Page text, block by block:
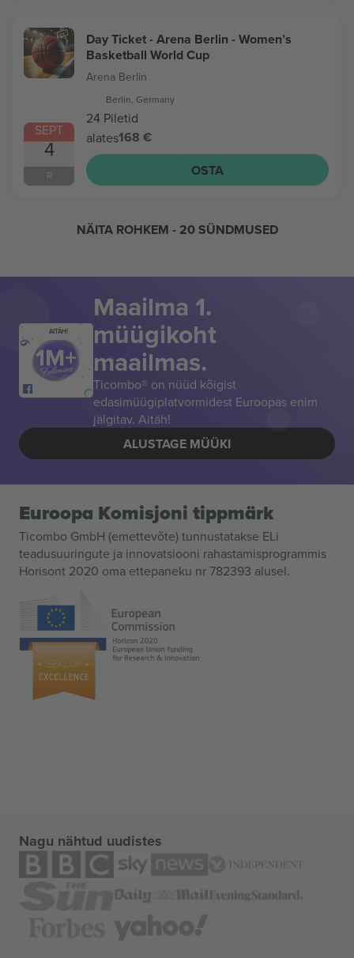
SEPT
4
R
Day Ticket - Arena Berlin - Women’s
Basketball World Cup
Arena Berlin
Berlin, Germany
24 Piletid
alates168 €
OSTA
NÄITA ROHKEM - 20 SÜNDMUSED
AITÄH!
Maailma 1.
müügikoht
maailmas.
Ticombo® on nüüd kõigist
edasimüügiplatvormidest Euroopas enim
jälgitav. Aitäh!
ALUSTAGE MÜÜKI
Euroopa Komisjoni tippmärk
Ticombo GmbH (emettevõte) tunnustatakse ELi
teadusuuringute ja innovatsiooni rahastamisprogrammis
Horisont 2020 oma ettepaneku nr 782393 alusel.
Nagu nähtud uudistes